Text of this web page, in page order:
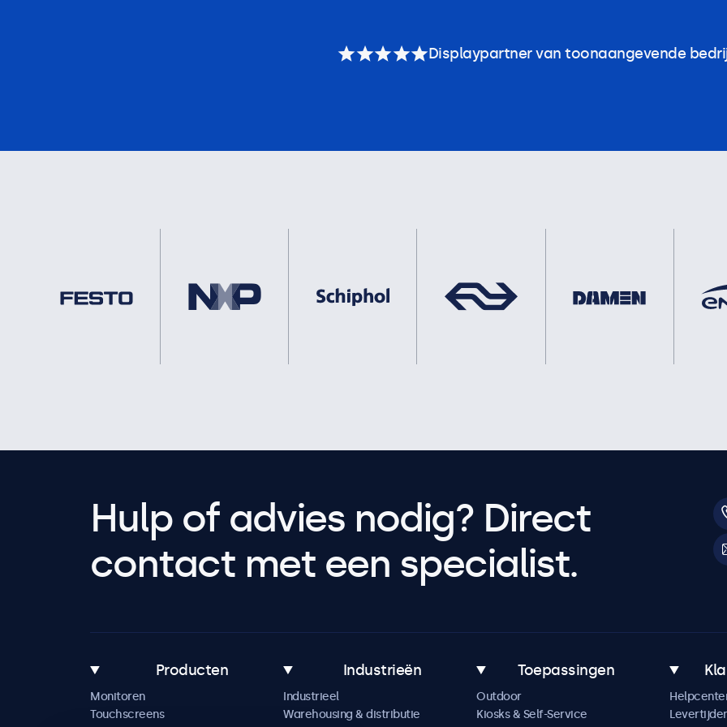
Displaypartner van toonaangevende
Hulp of advies nodig? Direct
contact met een specialist.
Producten
Monitoren
Touchscreens
Industrieën
Industrieel
Warehousing & distributie
Toepassingen
Outdoor
Kiosks & Self-Service